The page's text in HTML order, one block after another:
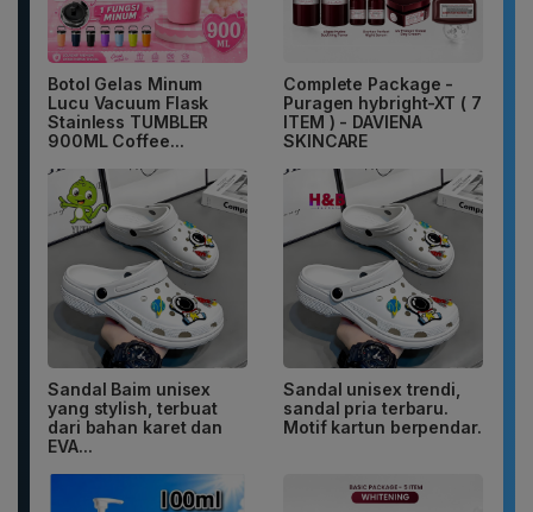
Botol Gelas Minum
Lucu Vacuum Flask
Stainless TUMBLER
900ML Coffee...
Complete Package -
Puragen hybright-XT ( 7
ITEM ) - DAVIENA
SKINCARE
Sandal Baim unisex
yang stylish, terbuat
dari bahan karet dan
EVA...
Sandal unisex trendi,
sandal pria terbaru.
Motif kartun berpendar.